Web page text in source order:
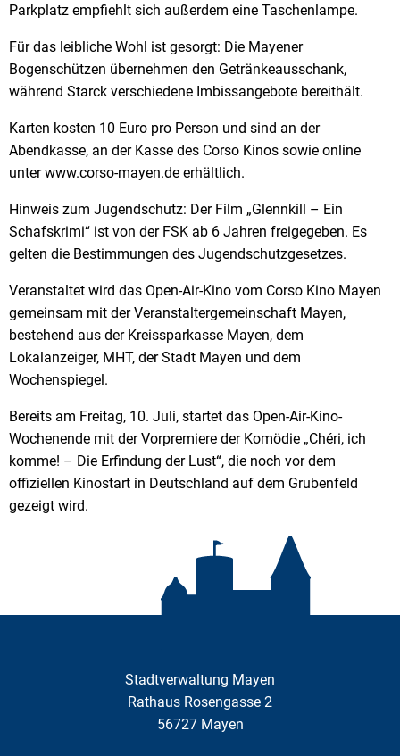
Parkplatz empfiehlt sich außerdem eine Taschenlampe.
Für das leibliche Wohl ist gesorgt: Die Mayener
Bogenschützen übernehmen den Getränkeausschank,
während Starck verschiedene Imbissangebote bereithält.
Karten kosten 10 Euro pro Person und sind an der
Abendkasse, an der Kasse des Corso Kinos sowie online
unter www.corso-mayen.de erhältlich.
Hinweis zum Jugendschutz: Der Film „Glennkill – Ein
Schafskrimi“ ist von der FSK ab 6 Jahren freigegeben. Es
gelten die Bestimmungen des Jugendschutzgesetzes.
Veranstaltet wird das Open-Air-Kino vom Corso Kino Mayen
gemeinsam mit der Veranstaltergemeinschaft Mayen,
bestehend aus der Kreissparkasse Mayen, dem
Lokalanzeiger, MHT, der Stadt Mayen und dem
Wochenspiegel.
Bereits am Freitag, 10. Juli, startet das Open-Air-Kino-
Wochenende mit der Vorpremiere der Komödie „Chéri, ich
komme! – Die Erfindung der Lust“, die noch vor dem
offiziellen Kinostart in Deutschland auf dem Grubenfeld
gezeigt wird.
Stadtverwaltung Mayen
Rathaus Rosengasse 2
56727 Mayen